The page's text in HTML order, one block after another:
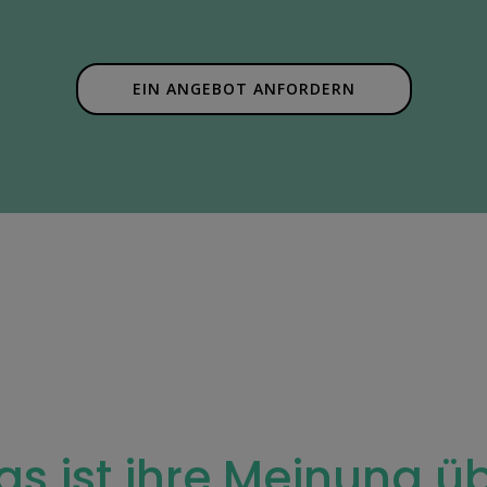
EIN ANGEBOT ANFORDERN